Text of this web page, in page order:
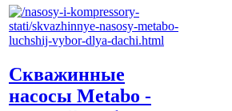
Скважинные
насосы Metabo -